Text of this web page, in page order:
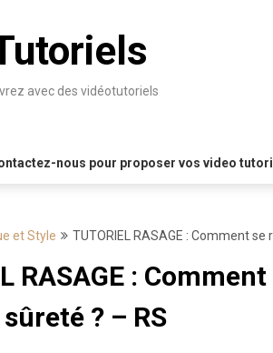
avec des vidéotutoriels
nous pour proposer vos video
et Style TUTORIEL RASAGE : Comment
RASAGE :
? – RS